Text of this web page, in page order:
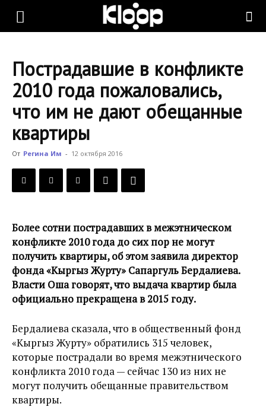
KLOOP.KG
Новости
Кыргызстана
Пострадавшие в конфликте
2010 года пожаловались,
что им не дают обещанные
квартиры
От Регина Им - 12 октября 2016
Более сотни пострадавших в межэтническом
конфликте 2010 года до сих пор не могут
получить квартиры, об этом заявила директор
фонда «Кыргыз Журту» Сапаргуль Бердалиева.
Власти Оша говорят, что выдача квартир была
официально прекращена в 2015 году.
Бердалиева сказала, что в общественный фонд
«Кыргыз Журту» обратились 315 человек,
которые пострадали во время межэтнического
конфликта 2010 года — сейчас 130 из них не
могут получить обещанные правительством
квартиры.